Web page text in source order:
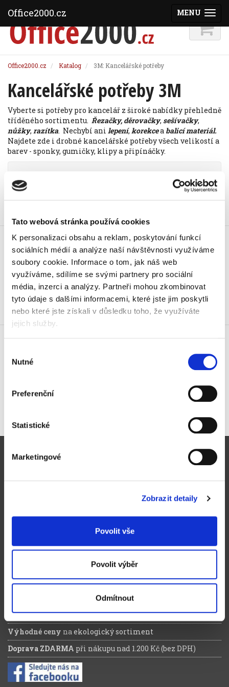
Tato webová stránka používá cookies
K personalizaci obsahu a reklam, poskytování funkcí
sociálních médií a analýze naší návštěvnosti využíváme
soubory cookie. Informace o tom, jak náš web
využíváme, sdílíme se svými partnery pro sociální
média, inzerci a analýzy. Partneři mohou zkombinovat
tyto údaje s dalšími informacemi, které jste jim poskytli
nebo které jste získali v důsledku toho, že využíváte
jejich služby.
souhlasu
Nutné
Preferenční
Statistické
Marketingové
Zobrazit detaily
Povolit vše
Povolit výběr
Odmítnout
Office2000.cz Katalog 3M: Kancelářské potřeby
Kancelářské potřeby 3M
Vyberte si potřeby pro kancelář z široké nabídky přehledně
tříděného sortimentu. Řezačky, děrovačky, sešívačky,
nůžky, razítka. Nechybí ani lepení, korekcea balicí materiál.
Najdete zde i drobné kancelářské potřeby všech velikostí a
barev - sponky, gumičky, klipy a připínáčky.
Řadit podle:
Páska balicí 3M 369, 50 mm x
66 m, hnědá
57 Kč
68,97 Kč vč. DPH
Koupit
Skladem
Páska balicí 3M 369, 50 mm x
Pro zákazníky
Proč nakupovat u nás
Ověřené produkty odrenomovaných značek
Výhodné ceny naekologický sortiment
Doprava ZDARMA při nákupu nad 1.200 Kč (bez DPH)
MENU
Office2000.cz